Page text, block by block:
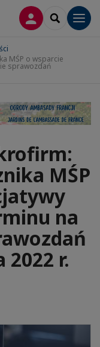
LOGOWANIE
SEARCH
MŚP o wsparcie
sprawozdań
MŚP
na
r.